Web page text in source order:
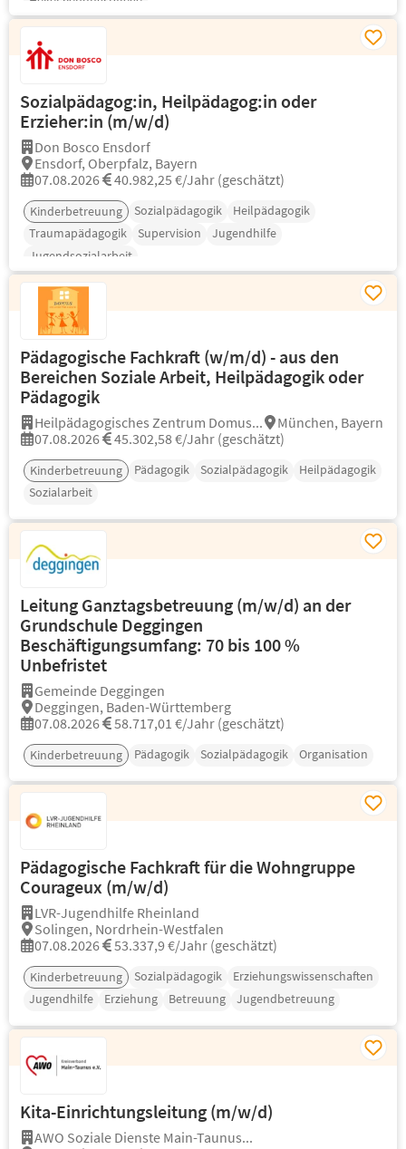
Sozialpädagog:in, Heilpädagog:in oder
Erzieher:in (m/w/d)
Don Bosco Ensdorf
Ensdorf, Oberpfalz, Bayern
07.08.2026
40.982,25 €/Jahr (geschätzt)
Kinderbetreuung Sozialpädagogik
Heilpädagogik
Traumapädagogik
Supervision
Jugendhilfe
Jugendsozialarbeit
Pädagogische Fachkraft (w/m/d) - aus den
Bereichen Soziale Arbeit, Heilpädagogik oder
Pädagogik
Heilpädagogisches Zentrum Domus...
München, Bayern
07.08.2026
45.302,58 €/Jahr (geschätzt)
Kinderbetreuung Pädagogik Sozialpädagogik
Heilpädagogik
Sozialarbeit
Leitung Ganztagsbetreuung (m/w/d) an der
Grundschule Deggingen
Beschäftigungsumfang: 70 bis 100 %
Unbefristet
Gemeinde Deggingen
Deggingen, Baden-Württemberg
07.08.2026
58.717,01 €/Jahr (geschätzt)
Kinderbetreuung Pädagogik Sozialpädagogik Organisation
Pädagogische Fachkraft für die Wohngruppe
Courageux (m/w/d)
LVR-Jugendhilfe Rheinland
Solingen, Nordrhein-Westfalen
07.08.2026
53.337,9 €/Jahr (geschätzt)
Kinderbetreuung Sozialpädagogik
Erziehungswissenschaften
Jugendhilfe
Erziehung Betreuung Jugendbetreuung
Kita-Einrichtungsleitung (m/w/d)
AWO Soziale Dienste Main-Taunus...